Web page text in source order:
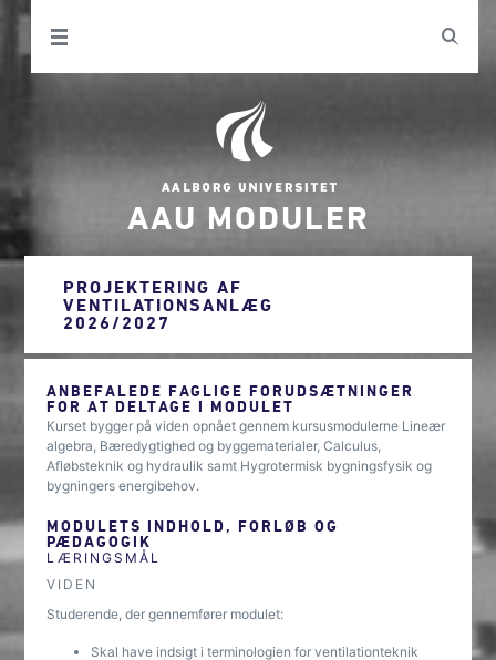
AAU MODULER
PROJEKTERING AF
VENTILATIONSANLÆG
2026/2027
ANBEFALEDE FAGLIGE FORUDSÆTNINGER
FOR AT DELTAGE I MODULET
Kurset bygger på viden opnået gennem kursusmodulerne Lineær
algebra, Bæredygtighed og byggematerialer, Calculus,
Afløbsteknik og hydraulik samt Hygrotermisk bygningsfysik og
bygningers energibehov.
MODULETS INDHOLD, FORLØB OG
PÆDAGOGIK
LÆRINGSMÅL
VIDEN
Studerende, der gennemfører modulet:
Skal have indsigt i terminologien for ventilationteknik